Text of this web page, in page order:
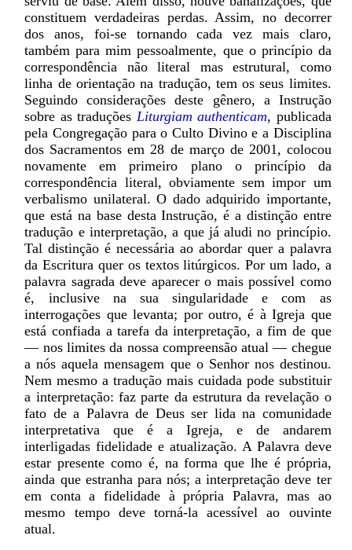
constituem verdadeiras perdas. Assim, no decorrer
dos anos, foi-se tornando cada vez mais claro,
também para mim pessoalmente, que o princípio da
correspondência não literal mas estrutural, como
linha de orientação na tradução, tem os seus limites.
Seguindo considerações deste gênero, a Instrução
sobre as traduções Liturgiam authenticam, publicada
pela Congregação para o Culto Divino e a Disciplina
dos Sacramentos em 28 de março de 2001, colocou
novamente em primeiro plano o princípio da
correspondência literal, obviamente sem impor um
verbalismo unilateral. O dado adquirido importante,
que está na base desta Instrução, é a distinção entre
tradução e interpretação, a que já aludi no princípio.
Tal distinção é necessária ao abordar quer a palavra
da Escritura quer os textos litúrgicos. Por um lado, a
palavra sagrada deve aparecer o mais possível como
é, inclusive na sua singularidade e com as
interrogações que levanta; por outro, é à Igreja que
está confiada a tarefa da interpretação, a fim de que
— nos limites da nossa compreensão atual — chegue
a nós aquela mensagem que o Senhor nos destinou.
Nem mesmo a tradução mais cuidada pode substituir
a interpretação: faz parte da estrutura da revelação o
fato de a Palavra de Deus ser lida na comunidade
interpretativa que é a Igreja, e de andarem
interligadas fidelidade e atualização. A Palavra deve
estar presente como é, na forma que lhe é própria,
ainda que estranha para nós; a interpretação deve ter
em conta a fidelidade à própria Palavra, mas ao
mesmo tempo deve torná-la acessível ao ouvinte
atual.